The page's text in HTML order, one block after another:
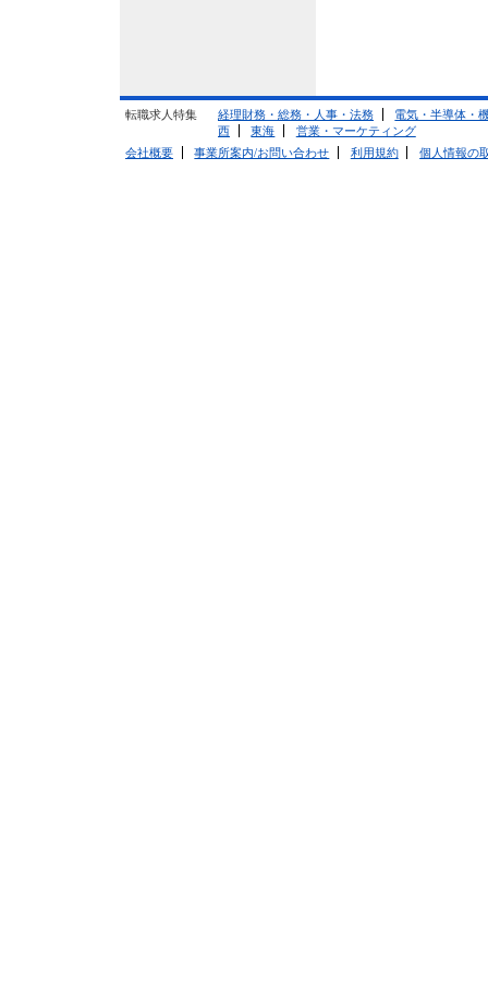
転職求人特集 経理財務・総務・人事・法務
電気・半導体・
西
東海
営業・マーケティング
会社概要
事業所案内/お問い合わせ 利用規約 個人情報の